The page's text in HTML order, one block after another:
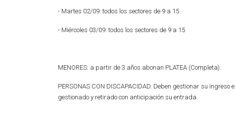
- Martes 02/09: todos los sectores de 9 a 15
- Miércoles 03/09: todos los sectores de 9 a 15
MENORES: a partir de 3 años abonan PLATEA (Completa).
PERSONAS CON DISCAPACIDAD. Deben gestionar su
gestionado y retirado con anticipación su entrada.